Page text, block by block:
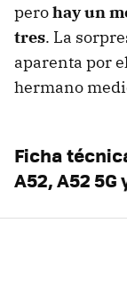
perohay un
tres. La
aparenta por
hermano
Ficha
A52, A52 5G